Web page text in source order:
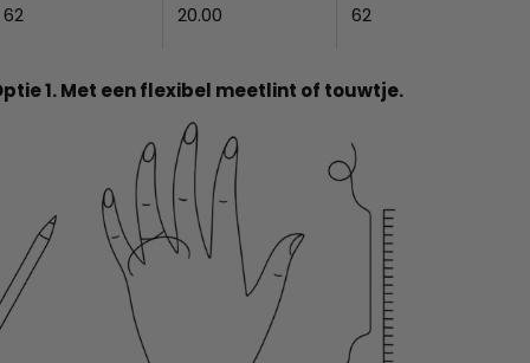
62 20.00 62
1. Met een flexibel meetlint of touwtje.